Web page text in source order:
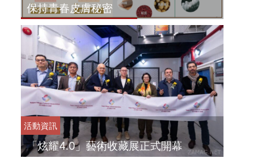
保持青春皮膚秘密
活動資訊
「炫耀4.0」藝術收藏展正式開幕